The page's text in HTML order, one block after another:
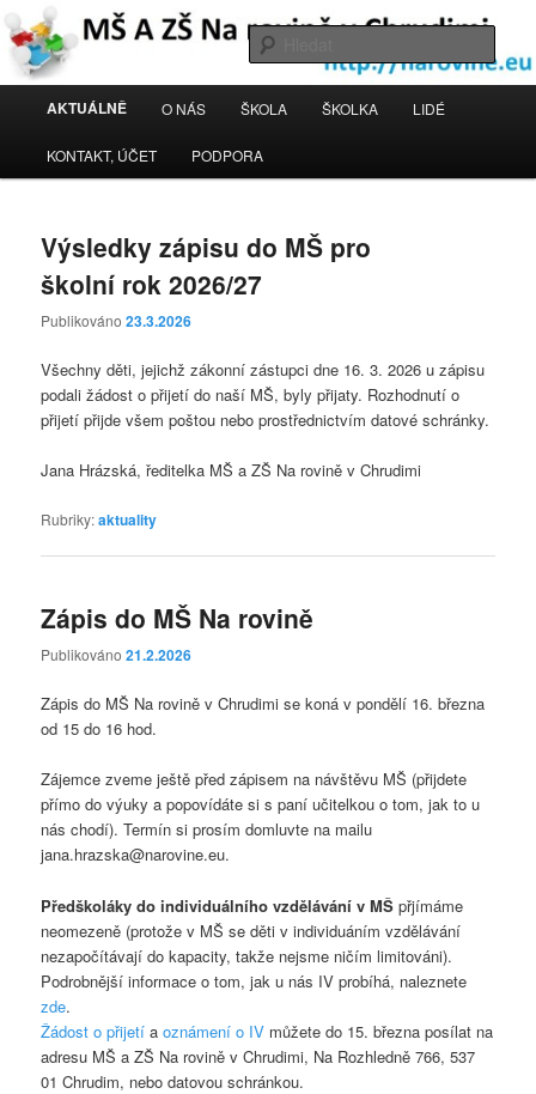
Přejít
hlavnímu
obsahu
Přejít
obsahu
postranníhoMŠ a ZŠ Na rovině Chrudim
AKTUÁLNĚ O NÁS ŠKOLA ŠKOLKA LIDÉ
KONTAKT, ÚČET PODPORA
Výsledky zápisu do MŠ pro
školní rok 2026/27
Publikováno23.3.2026
Všechny děti, jejichž zákonní zástupci dne 16. 3. 2026 u zápisu
podali žádost o přijetí do naší MŠ, byly přijaty. Rozhodnutí o
přijetí přijde všem poštou nebo prostřednictvím datové schránky.
Jana Hrázská, ředitelka MŠ a ZŠ Na rovině v Chrudimi
Rubriky:aktuality
Zápis do MŠ Na rovině
Publikováno21.2.2026
Zápis do MŠ Na rovině v Chrudimi se koná v pondělí 16. března
od 15 do 16 hod.
Zájemce zveme ještě před zápisem na návštěvu MŠ (přijdete
přímo do výuky a popovídáte si s paní učitelkou o tom, jak to u
nás chodí). Termín si prosím domluvte na mailu
jana.hrazska@narovine.eu.
Předškoláky do individuálního vzdělávání v MŠ přjímáme
neomezeně (protože v MŠ se děti v individuáním vzdělávání
nezapočítávají do kapacity, takže nejsme ničím limitováni).
Podrobnější informace o tom, jak u nás IV probíhá, naleznete
zde.
Žádost o přijetí aoznámení o IV můžete do 15. března posílat na
adresu MŠ a ZŠ Na rovině v Chrudimi, Na Rozhledně 766, 537
01 Chrudim, nebo datovou schránkou.